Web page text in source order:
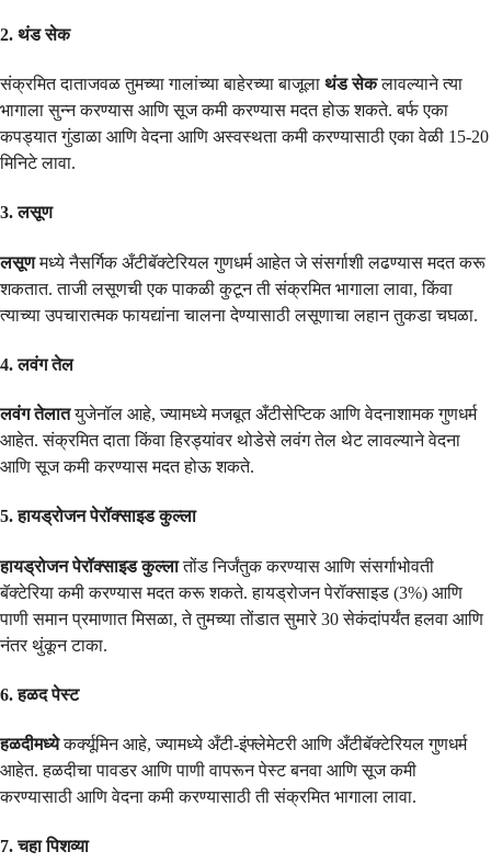
2. थंड सेक
संक्रमित दाताजवळ तुमच्या गालांच्या बाहेरच्या बाजूला थंड सेकलावल्याने त्या
भागाला सुन्न करण्यास आणि सूज कमी करण्यास मदत होऊ शकते. बर्फ एका
कपड्यात गुंडाळा आणि वेदना आणि अस्वस्थता कमी करण्यासाठी एका वेळी 15-20
मिनिटे लावा.
3. लसूण
लसूणमध्ये नैसर्गिक अँटीबॅक्टेरियल गुणधर्म आहेत जे संसर्गाशी लढण्यास मदत करू
शकतात. ताजी लसूणची एक पाकळी कुटून ती संक्रमित भागाला लावा, किंवा
त्याच्या उपचारात्मक फायद्यांना चालना देण्यासाठी लसूणाचा लहान तुकडा चघळा.
4. लवंग तेल
लवंग तेलातयुजेनॉल आहे, ज्यामध्ये मजबूत अँटीसेप्टिक आणि वेदनाशामक गुणधर्म
आहेत. संक्रमित दाता किंवा हिरड्यांवर थोडेसे लवंग तेल थेट लावल्याने वेदना
आणि सूज कमी करण्यास मदत होऊ शकते.
5. हायड्रोजन पेरॉक्साइड कुल्ला
हायड्रोजन पेरॉक्साइड कुल्लातोंड निर्जंतुक करण्यास आणि संसर्गाभोवती
बॅक्टेरिया कमी करण्यास मदत करू शकते. हायड्रोजन पेरॉक्साइड (3%) आणि
पाणी समान प्रमाणात मिसळा, ते तुमच्या तोंडात सुमारे 30 सेकंदांपर्यंत हलवा आणि
नंतर थुंकून टाका.
6. हळद पेस्ट
हळदीमध्येकर्क्यूमिन आहे, ज्यामध्ये अँटी-इंफ्लेमेटरी आणि अँटीबॅक्टेरियल गुणधर्म
आहेत. हळदीचा पावडर आणि पाणी वापरून पेस्ट बनवा आणि सूज कमी
करण्यासाठी आणि वेदना कमी करण्यासाठी ती संक्रमित भागाला लावा.
7. चहा पिशव्या